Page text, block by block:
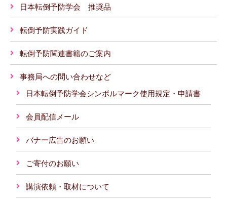
日本転倒予防学会 推奨品
転倒予防実践ガイド
転倒予防関連書籍のご案内
事務局への問い合わせなど
日本転倒予防学会シンボルマーク使用規定・申請書
会員配信メール
バナー広告のお願い
ご寄付のお願い
講演依頼・取材について